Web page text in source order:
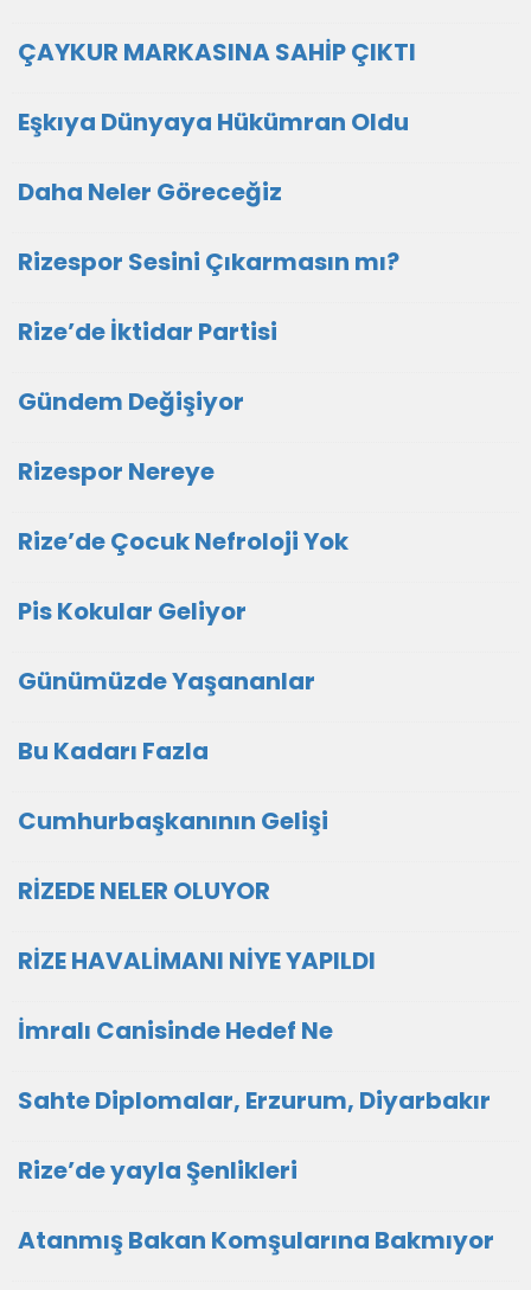
ÇAYKUR MARKASINA SAHİP ÇIKTI
Eşkıya Dünyaya Hükümran Oldu
Daha Neler Göreceğiz
Rizespor Sesini Çıkarmasın mı?
Rize’de İktidar Partisi
Gündem Değişiyor
Rizespor Nereye
Rize’de Çocuk Nefroloji Yok
Pis Kokular Geliyor
Günümüzde Yaşananlar
Bu Kadarı Fazla
Cumhurbaşkanının Gelişi
RİZEDE NELER OLUYOR
RİZE HAVALİMANI NİYE YAPILDI
İmralı Canisinde Hedef Ne
Sahte Diplomalar, Erzurum, Diyarbakır
Rize’de yayla Şenlikleri
Atanmış Bakan Komşularına Bakmıyor